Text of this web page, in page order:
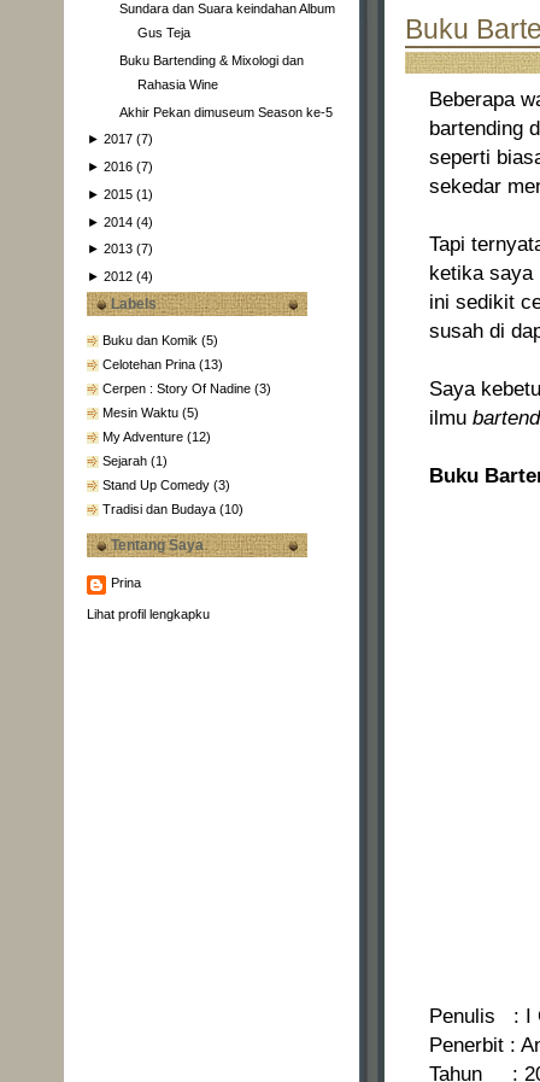
Sundara dan Suara keindahan Album
Gus Teja
Buku Bartending & Mixologi dan
Rahasia Wine
Akhir Pekan dimuseum Season ke-5
► 2017 (7)
► 2016 (7)
► 2015 (1)
► 2014 (4)
► 2013 (7)
► 2012 (4)
Labels
Buku dan Komik (5)
Celotehan Prina (13)
Cerpen : Story Of Nadine (3)
Mesin Waktu (5)
My Adventure (12)
Sejarah (1)
Stand Up Comedy (3)
Tradisi dan Budaya (10)
Tentang Saya
Prina
Lihat profil lengkapku
Buku
Beberapa
bartending
seperti
sekedar
Tapi
ketika saya
ini sedikit
susah di
Saya
ilmu
Buku
Penulis : I
Penerbit :
Tahun :